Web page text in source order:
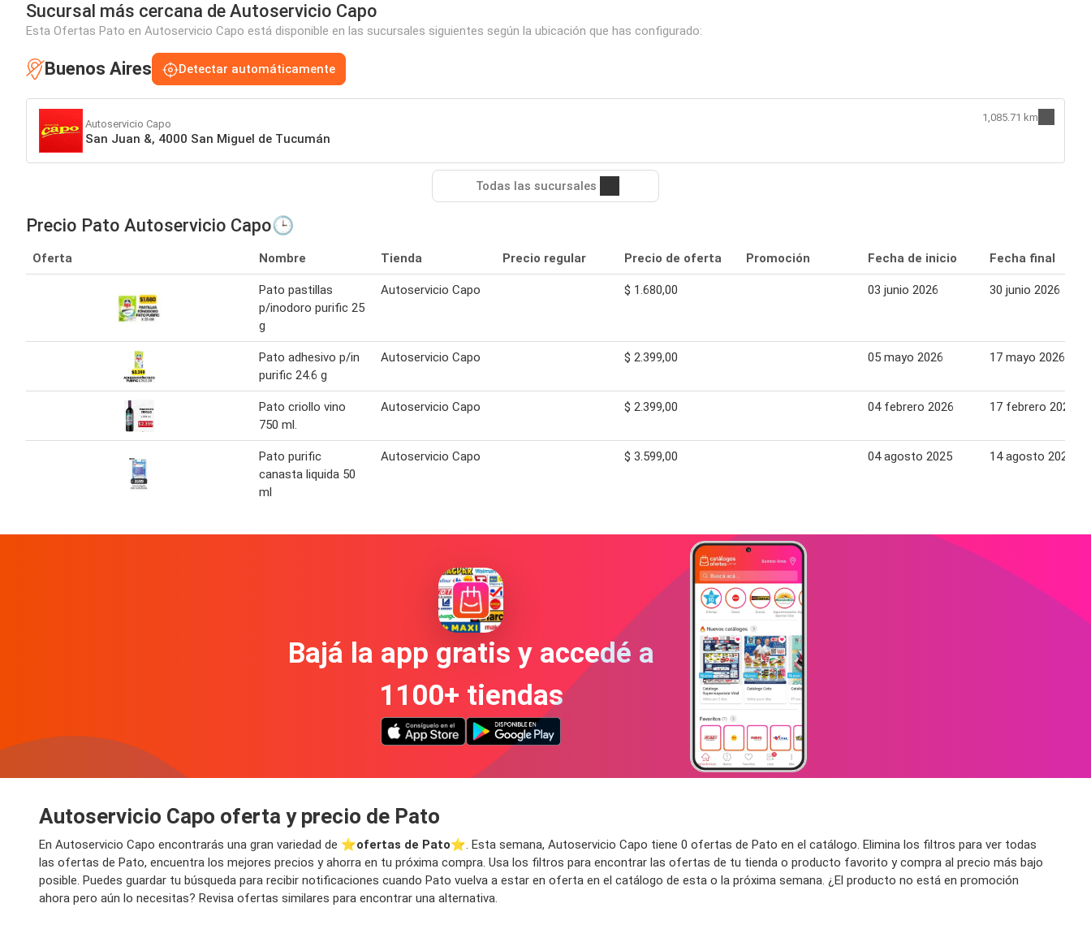
Sucursal más cercana de Autoservicio Capo
Esta Ofertas Pato en Autoservicio Capo está disponible en las sucursales siguientes según la ubicación que has configurado:
Buenos Aires Detectar automáticamente
Autoservicio Capo
San Juan &, 4000 San Miguel de Tucumán
1,085.71 km
Todas las sucursales
Precio Pato Autoservicio Capo🕒
Oferta Nombre Tienda Precio regular Precio de oferta Promoción Fecha de inicio Fecha final
Pato pastillas
p/inodoro purific 25
g
Autoservicio Capo $ 1.680,00 03 junio 2026 30 junio 2026
Pato adhesivo p/in
purific 24.6 g
Autoservicio Capo $ 2.399,00 05 mayo 2026 17 mayo 2026
Pato criollo vino
750 ml.
Autoservicio Capo $ 2.399,00 04 febrero 2026 17 febrero 2026
Pato purific
canasta liquida 50
ml
Autoservicio Capo $ 3.599,00 04 agosto 2025 14 agosto 2025
Bajá la app gratis y accedé a
1100+ tiendas
Autoservicio Capo oferta y precio de Pato
En Autoservicio Capo encontrarás una gran variedad de ⭐️ofertas de Pato⭐️. Esta semana, Autoservicio Capo tiene 0 ofertas de Pato en el catálogo. Elimina los filtros para ver todas
las ofertas de Pato, encuentra los mejores precios y ahorra en tu próxima compra. Usa los filtros para encontrar las ofertas de tu tienda o producto favorito y compra al precio más bajo
posible. Puedes guardar tu búsqueda para recibir notificaciones cuando Pato vuelva a estar en oferta en el catálogo de esta o la próxima semana. ¿El producto no está en promoción
ahora pero aún lo necesitas? Revisa ofertas similares para encontrar una alternativa.